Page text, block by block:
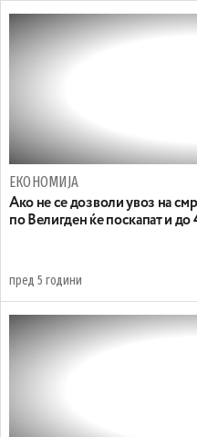
ЕКОНОМИЈА
Ако не се дозволи увоз на
по Велигден ќе поскапат и до
пред 5 години